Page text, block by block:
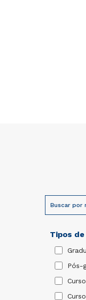
Tipos
Pós-